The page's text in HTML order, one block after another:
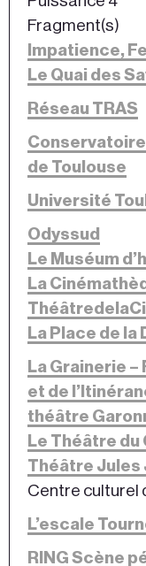
Fragment(s)
Impatience,
Le Quai des
Réseau TRAS
Conservatoire
de Toulouse
Université
Odyssud
Le Muséum
La
La Place de la
La Grainerie
et de
théâtre
Le Théâtre du
Théâtre Jules
Centre culturel
L’escale
RING Scène